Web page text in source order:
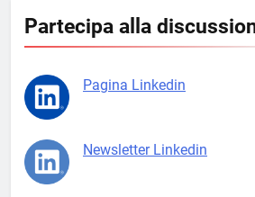
Partecipa alla
Pagina Linkedin
Newsletter Linkedin